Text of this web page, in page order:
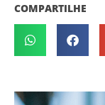
COMPARTILHE